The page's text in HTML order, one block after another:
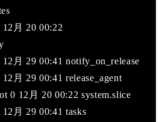
月 20 00:22
月 29 00:41 notify_on_release
月 29 00:41 release_agent
0 12月 20 00:22 system.slice
月 29 00:41 tasks